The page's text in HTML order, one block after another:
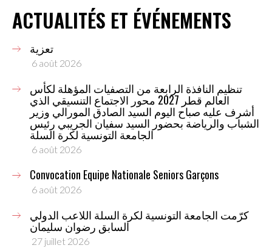
ACTUALITÉS ET ÉVÉNEMENTS
تعزية
6 août 2026
تنظيم النافذة الرابعة من التصفيات المؤهلة لكأس
العالم قطر 2027 محور الاجتماع التنسيقي الذي
أشرف عليه صباح اليوم السيد الصادق المورالي وزير
الشباب والرياضة بحضور السيد سفيان الجريبي رئيس
الجامعة التونسية لكرة السلة
6 août 2026
Convocation Equipe Nationale Seniors Garçons
6 août 2026
كرّمت الجامعة التونسية لكرة السلة اللاعب الدولي
السابق رضوان سليمان
27 juillet 2026